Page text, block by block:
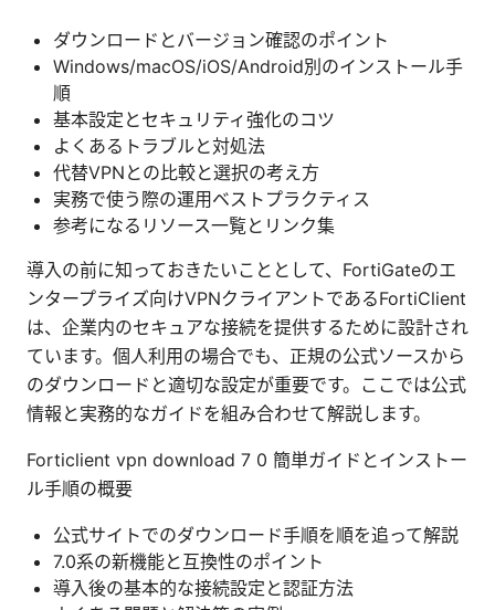
ダウンロードとバージョン確認のポイント
Windows/macOS/iOS/Android別のインストール手
順
基本設定とセキュリティ強化のコツ
よくあるトラブルと対処法
代替VPNとの比較と選択の考え方
実務で使う際の運用ベストプラクティス
参考になるリソース一覧とリンク集
導入の前に知っておきたいこととして、FortiGateのエ
ンタープライズ向けVPNクライアントであるFortiClient
は、企業内のセキュアな接続を提供するために設計され
ています。個人利用の場合でも、正規の公式ソースから
のダウンロードと適切な設定が重要です。ここでは公式
情報と実務的なガイドを組み合わせて解説します。
Forticlient vpn download 7 0 簡単ガイドとインストー
ル手順の概要
公式サイトでのダウンロード手順を順を追って解説
7.0系の新機能と互換性のポイント
導入後の基本的な接続設定と認証方法